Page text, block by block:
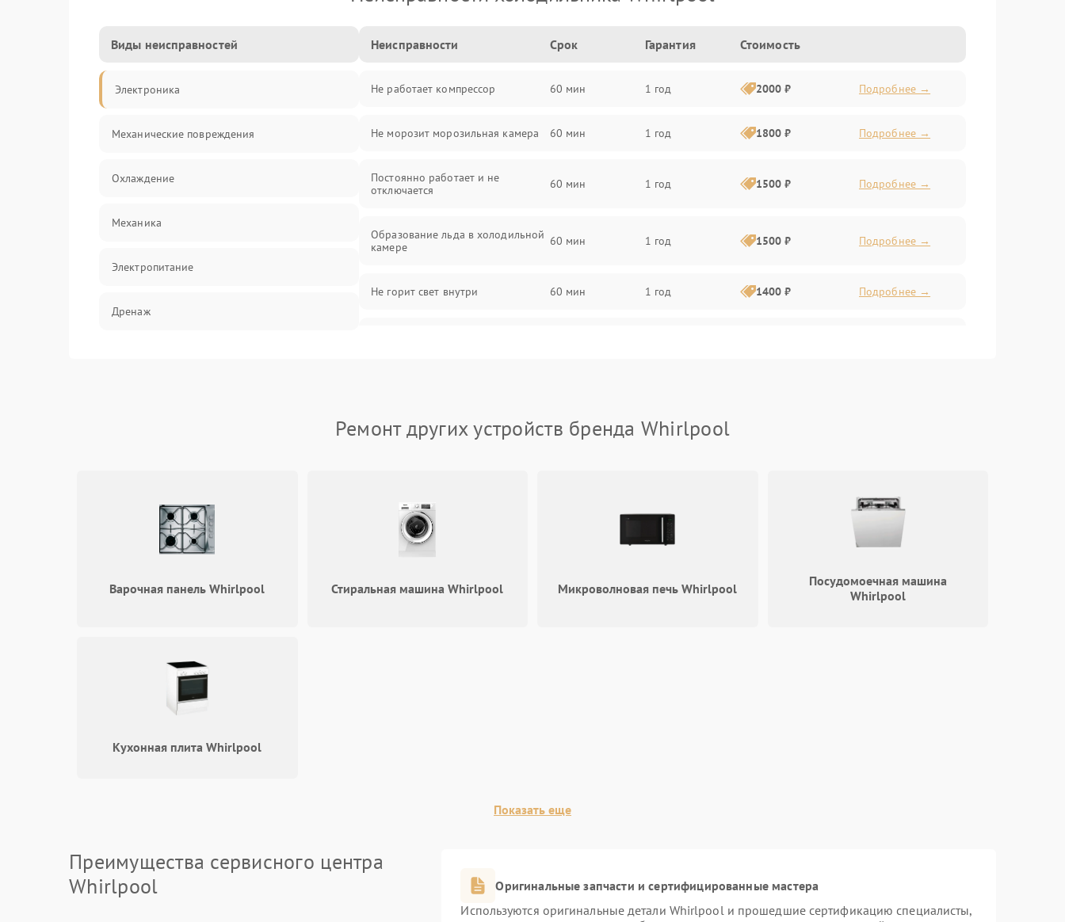
Виды неисправностей
Электроника
Механические повреждения
Охлаждение
Механика
Электропитание
Дренаж
Неисправности Срок Гарантия Стоимость
Не работает компрессор 60 мин 1 год 2000 ₽ Подробнее →
Не морозит морозильная камера 60 мин 1 год 1800 ₽ Подробнее →
Постоянно работает и не
отключается
60 мин 1 год 1500 ₽ Подробнее →
Образование льда в холодильной
камере
60 мин 1 год 1500 ₽ Подробнее →
Не горит свет внутри 60 мин 1 год 1400 ₽ Подробнее →
Поломка системы No Frost 60 мин 1 год
Сбой в работе инвертора 1 год Подробнее →
Ремонт других устройств бренда Whirlpool
Варочная панель Whirlpool Стиральная машина Whirlpool Микроволновая печь Whirlpool
Посудомоечная машина
Whirlpool
Кухонная плита Whirlpool
Показать еще
Преимущества сервисного центра
Whirlpool
Оригинальные запчасти и сертифицированные мастера
Используются оригинальные детали Whirlpool и прошедшие сертификацию специалисты,